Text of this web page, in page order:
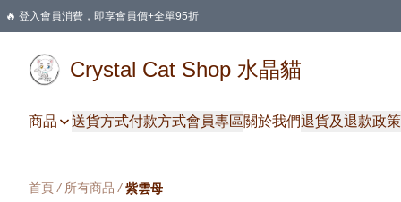
🔥 登入會員消費，即享會員價+全單95折
Crystal Cat Shop 水晶貓
商品 送貨方式付款方式會員專區關於我們退貨及退款政策
首頁 / 所有商品 / 紫雲母